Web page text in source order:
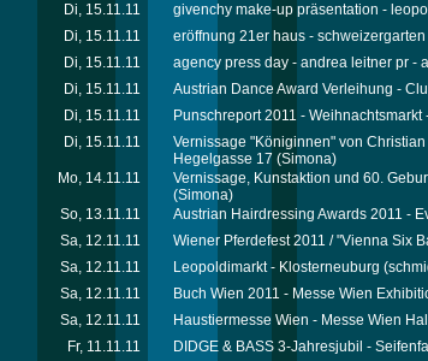
Di, 15.11.11
givenchy make-up präsentation -
Di, 15.11.11
eröffnung 21er haus - schweizergarten
Di, 15.11.11
agency press day - andrea leitner pr -
Di, 15.11.11
Austrian Dance Award Verleihung -
Di, 15.11.11
Punschreport 2011 - Weihnachtsmarkt
Di, 15.11.11
Vernissage "Königinnen" von
Hegelgasse 17 (Simona)
Mo, 14.11.11
Vernissage, Kunstaktion und 60.
(Simona)
So, 13.11.11 Austrian Hairdressing Awards 2011 -
Sa, 12.11.11
Wiener Pferdefest 2011 / "Vienna Six
Sa, 12.11.11
Leopoldimarkt - Klosterneuburg
Sa, 12.11.11
Buch Wien 2011 - Messe Wien
Sa, 12.11.11
Haustiermesse Wien - Messe Wien
Fr, 11.11.11
DIDGE & BASS 3-Jahresjubil -